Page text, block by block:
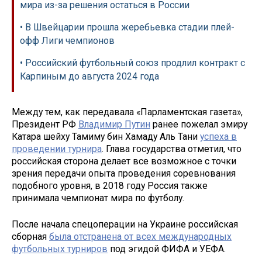
мира из-за решения остаться в России
• В Швейцарии прошла жеребьевка стадии плей-
офф Лиги чемпионов
• Российский футбольный союз продлил контракт с
Карпиным до августа 2024 года
Между тем, как передавала «Парламентская газета»,
Президент РФ Владимир Путин ранее пожелал эмиру
Катара шейху Тамиму бин Хамаду Аль Тани успеха в
проведении турнира. Глава государства отметил, что
российская сторона делает все возможное с точки
зрения передачи опыта проведения соревнования
подобного уровня, в 2018 году Россия также
принимала чемпионат мира по футболу.
После начала спецоперации на Украине российская
сборная была отстранена от всех международных
футбольных турниров под эгидой ФИФА и УЕФА.